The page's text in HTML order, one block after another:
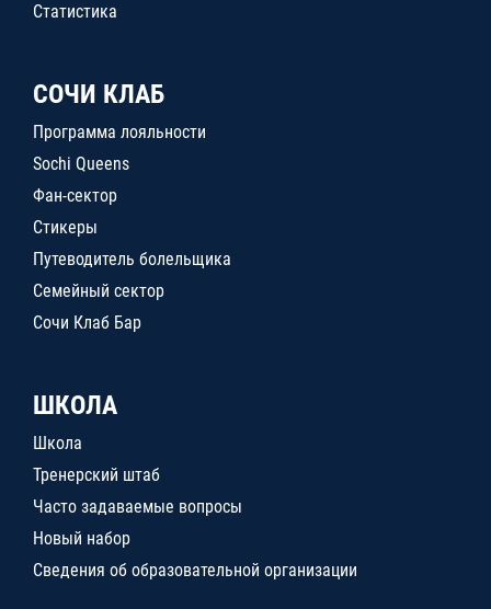
Статистика
СОЧИ КЛАБ
Программа лояльности
Sochi Queens
Фан-сектор
Стикеры
Путеводитель болельщика
Семейный сектор
Сочи Клаб Бар
ШКОЛА
Школа
Тренерский штаб
Часто задаваемые вопросы
Новый набор
Сведения об образовательной организации